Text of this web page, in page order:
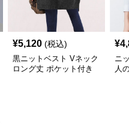
¥5,120 (税込)
黒ニットベスト Vネック
ロング丈 ポケット付き
¥
ニ
人